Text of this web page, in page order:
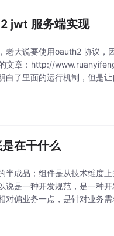
jwt 服务端实现
老大说要使用oauth2 协议，
文章：http://
白了里面的运行机制，但是
是在干什么
半成品；组件是从技术维度
说是一种开发规范，是一种
偏业务一点，是针对业务